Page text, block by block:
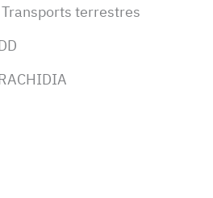
Transports terrestres